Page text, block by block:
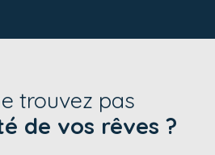
trouvez pas
de vos rêves ?